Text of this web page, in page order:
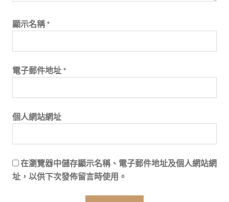
顯示名稱*
電子郵件地址 *
個人網站網址
在瀏覽器中儲存顯示名稱、電子郵件地址及個人網站網
址，以供下次發佈留言時使用。